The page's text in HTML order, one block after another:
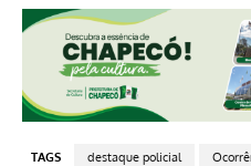
TAGS destaque policial